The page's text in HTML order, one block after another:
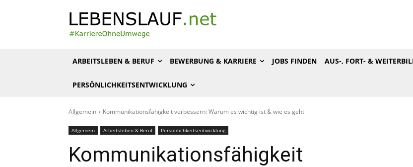
ARBEITSLEBEN & BERUF BEWERBUNG & KARRIERE JOBS FINDEN AUS-, FORT- &
PERSÖNLICHKEITSENTWICKLUNG
Allgemein Kommunikationsfähigkeit verbessern: Warum es wichtig ist & wie es geht
Allgemein Arbeitsleben & Beruf Persönlichkeitsentwicklung
Kommunikationsfähigkeit